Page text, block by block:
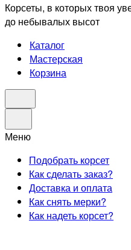
Корсеты, в которых твоя
до небывалых высот
Каталог
Мастерская
Корзина
Меню
Подобрать корсет
Как сделать заказ?
Доставка и оплата
Как снять мерки?
Как надеть корсет?